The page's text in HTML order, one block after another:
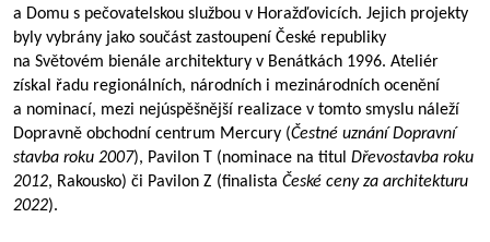
a Domu s pečovatelskou službou v Horažďovicích. Jejich projekty
byly vybrány jako součást zastoupení České republiky
na Světovém bienále architektury v Benátkách 1996. Ateliér
získal řadu regionálních, národních i mezinárodních ocenění
a nominací, mezi nejúspěšnější realizace v tomto smyslu náleží
Dopravně obchodní centrum Mercury (Čestné uznání Dopravní
stavba roku 2007), Pavilon T (nominace na titul Dřevostavba roku
2012, Rakousko) či Pavilon Z (finalista České ceny za architekturu
2022).